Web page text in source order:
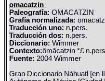
omacatzin
Paleografía: OMACATZIN
Grafía normalizada:
Traducción uno: n.pers.
Traducción dos: n.pers.
Diccionario:Wimmer
Contexto:ômâcatzin *£
Fuente: 2004 Wimmer
Gran Diccionario Náhuatl [en